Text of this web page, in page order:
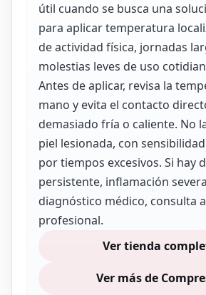
útil cuando se busca una
para aplicar temperatura
de actividad física, jornadas
molestias leves de uso
Antes de aplicar, revisa la
mano y evita el contacto
demasiado fría o caliente. No
piel lesionada, con
por tiempos excesivos. Si hay
persistente, inflamación
diagnóstico médico, consulta
profesional.
Ver tienda
Ver más de